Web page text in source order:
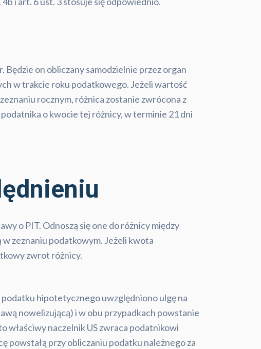
Będzie on obliczany samodzielnie przez organ
w trakcie roku podatkowego. Jeżeli wartość
rocznym, różnica zostanie zwrócona z
o kwocie tej różnicy, w terminie 21 dni
o PIT. Odnoszą się one do różnicy między
zeznaniu podatkowym. Jeżeli kwota
zwrot różnicy.
podatku hipotetycznego uwzględniono ulgę na
nowelizującą) i w obu przypadkach powstanie
właściwy naczelnik US zwraca podatnikowi
powstałą przy obliczaniu podatku należnego za